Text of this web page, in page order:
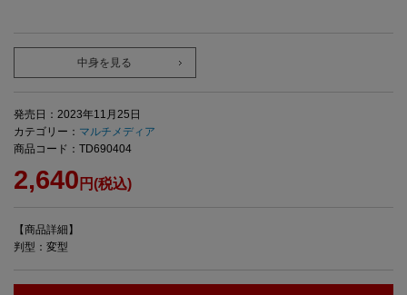
中身を見る
発売日：2023年11月25日
カテゴリー： マルチメディア
商品コード：TD690404
2,640 円(税込)
【商品詳細】
判型：変型